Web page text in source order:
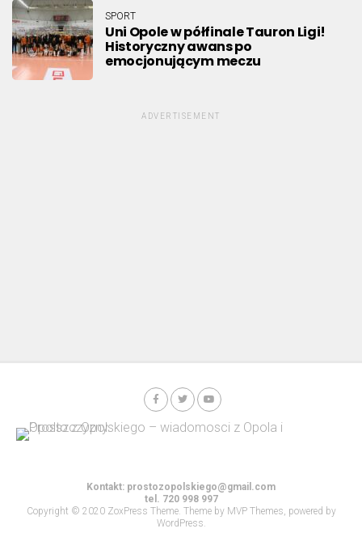
SPORT
Uni Opole w półfinale Tauron Ligi!
Historyczny awans po
emocjonującym meczu
ADVERTISEMENT
Kontakt: prostozopolskiego@gmail.com
tel. 720 998 997
Copyright © 2020 ZoxPress Theme. Theme by MVP Themes, powered by
WordPress.